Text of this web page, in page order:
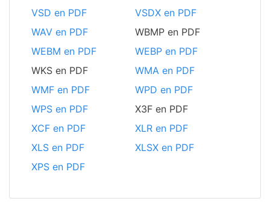
VSD en PDF
VSDX en PDF
WAV en PDF
WBMP en PDF
WEBM en PDF
WEBP en PDF
WKS en PDF
WMA en PDF
WMF en PDF
WPD en PDF
WPS en PDF
X3F en PDF
XCF en PDF
XLR en PDF
XLS en PDF
XLSX en PDF
XPS en PDF